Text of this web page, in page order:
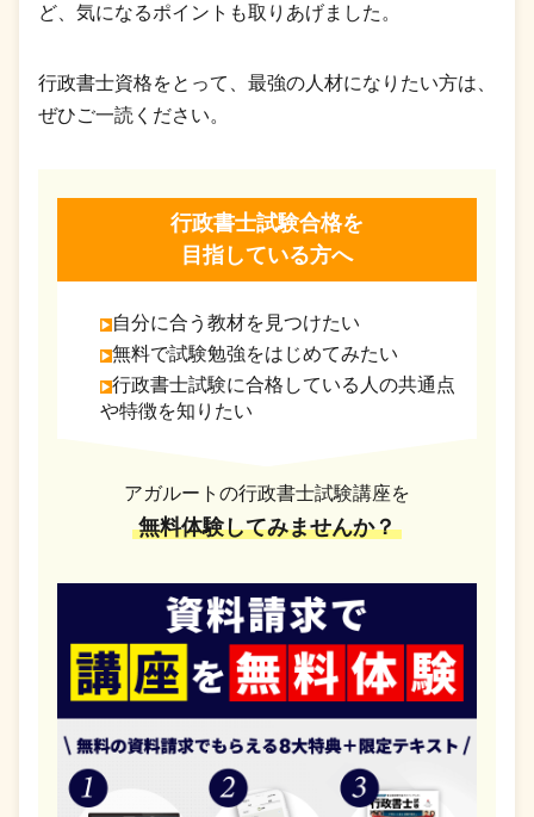
ど、気になるポイントも取りあげました。
行政書士資格をとって、最強の人材になりたい方は、
ぜひご一読ください。
行政書士試験合格を
目指している方へ
自分に合う教材を見つけたい
無料で試験勉強をはじめてみたい
行政書士試験に合格している人の共通点
や特徴を知りたい
アガルートの行政書士試験講座を
無料体験してみませんか？